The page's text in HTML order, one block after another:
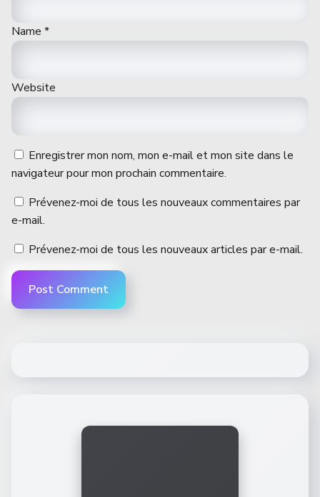
Name *
Website
Enregistrer mon nom, mon e-mail et mon site dans le
navigateur pour mon prochain commentaire.
Prévenez-moi de tous les nouveaux commentaires par
e-mail.
Prévenez-moi de tous les nouveaux articles par e-mail.